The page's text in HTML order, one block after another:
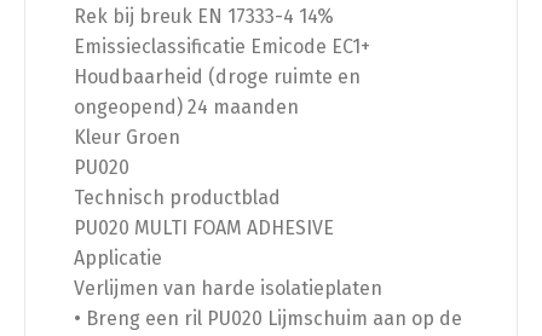
Rek bij breuk EN 17333-4 14%
Emissieclassificatie Emicode EC1+
Houdbaarheid (droge ruimte en
ongeopend) 24 maanden
Kleur Groen
PU020
Technisch productblad
PU020 MULTI FOAM ADHESIVE
Applicatie
Verlijmen van harde isolatieplaten
• Breng een ril PU020 Lijmschuim aan op de